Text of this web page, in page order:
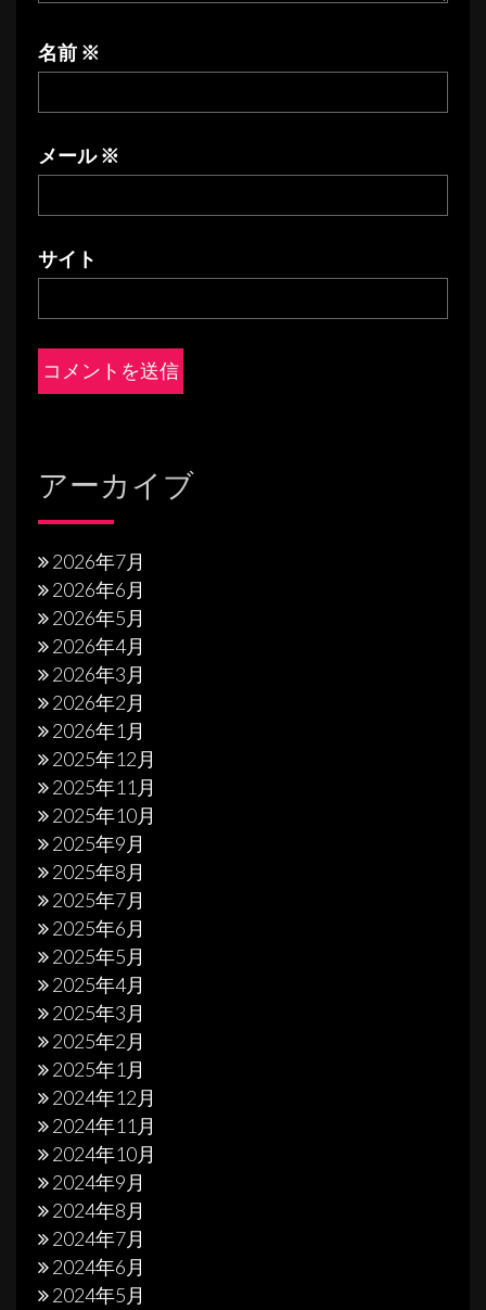
名前 ※
メール※
サイト
アーカイブ
2026年7月
2026年6月
2026年5月
2026年4月
2026年3月
2026年2月
2026年1月
2025年12月
2025年11月
2025年10月
2025年9月
2025年8月
2025年7月
2025年6月
2025年5月
2025年4月
2025年3月
2025年2月
2025年1月
2024年12月
2024年11月
2024年10月
2024年9月
2024年8月
2024年7月
2024年6月
2024年5月